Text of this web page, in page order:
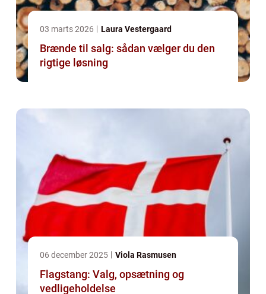
03 marts 2026 Laura Vestergaard
Brænde til salg: sådan vælger du den
rigtige løsning
06 december 2025 Viola Rasmusen
Flagstang: Valg, opsætning og
vedligeholdelse